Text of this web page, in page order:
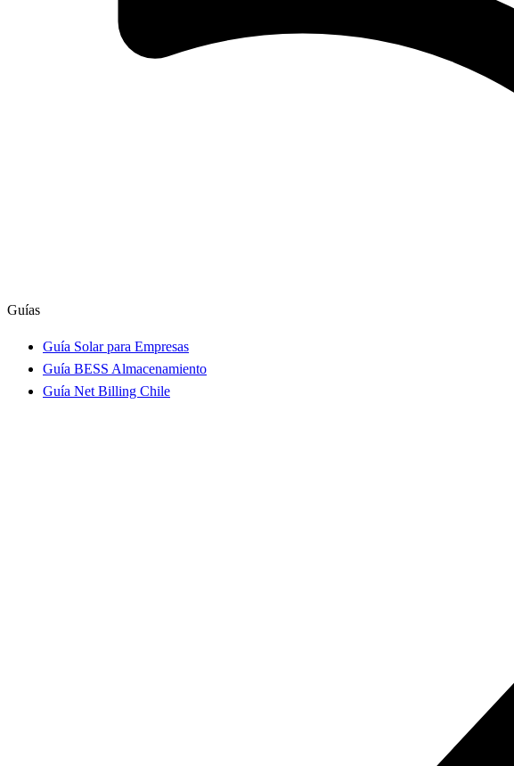
Guías
Guía Solar para Empresas
Guía BESS Almacenamiento
Guía Net Billing Chile